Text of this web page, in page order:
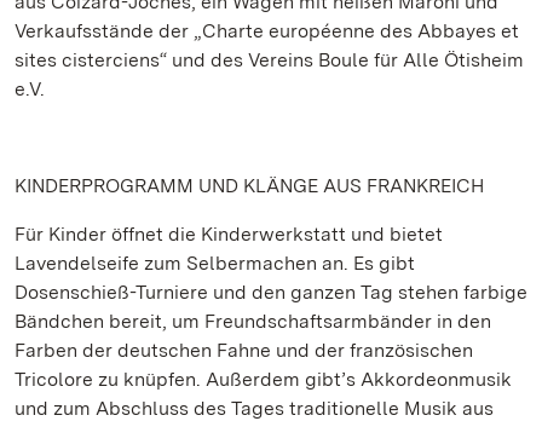
Verkaufsstände der „Charte européenne des Abbayes et
sites cisterciens“ und des Vereins Boule für Alle Ötisheim
e.V.
KINDERPROGRAMM UND KLÄNGE AUS FRANKREICH
Für Kinder öffnet die Kinderwerkstatt und bietet
Lavendelseife zum Selbermachen an. Es gibt
Dosenschieß-Turniere und den ganzen Tag stehen farbige
Bändchen bereit, um Freundschaftsarmbänder in den
Farben der deutschen Fahne und der französischen
Tricolore zu knüpfen. Außerdem gibt’s Akkordeonmusik
und zum Abschluss des Tages traditionelle Musik aus